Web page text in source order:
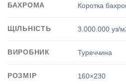
БАХРОМА Коротка
ЩІЛЬНІСТЬ 3.000.000 уз/
ВИРОБНИК Туреччина
РОЗМІР 160×230